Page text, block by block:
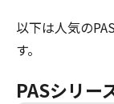
以下は人気の
す。
PASシリー